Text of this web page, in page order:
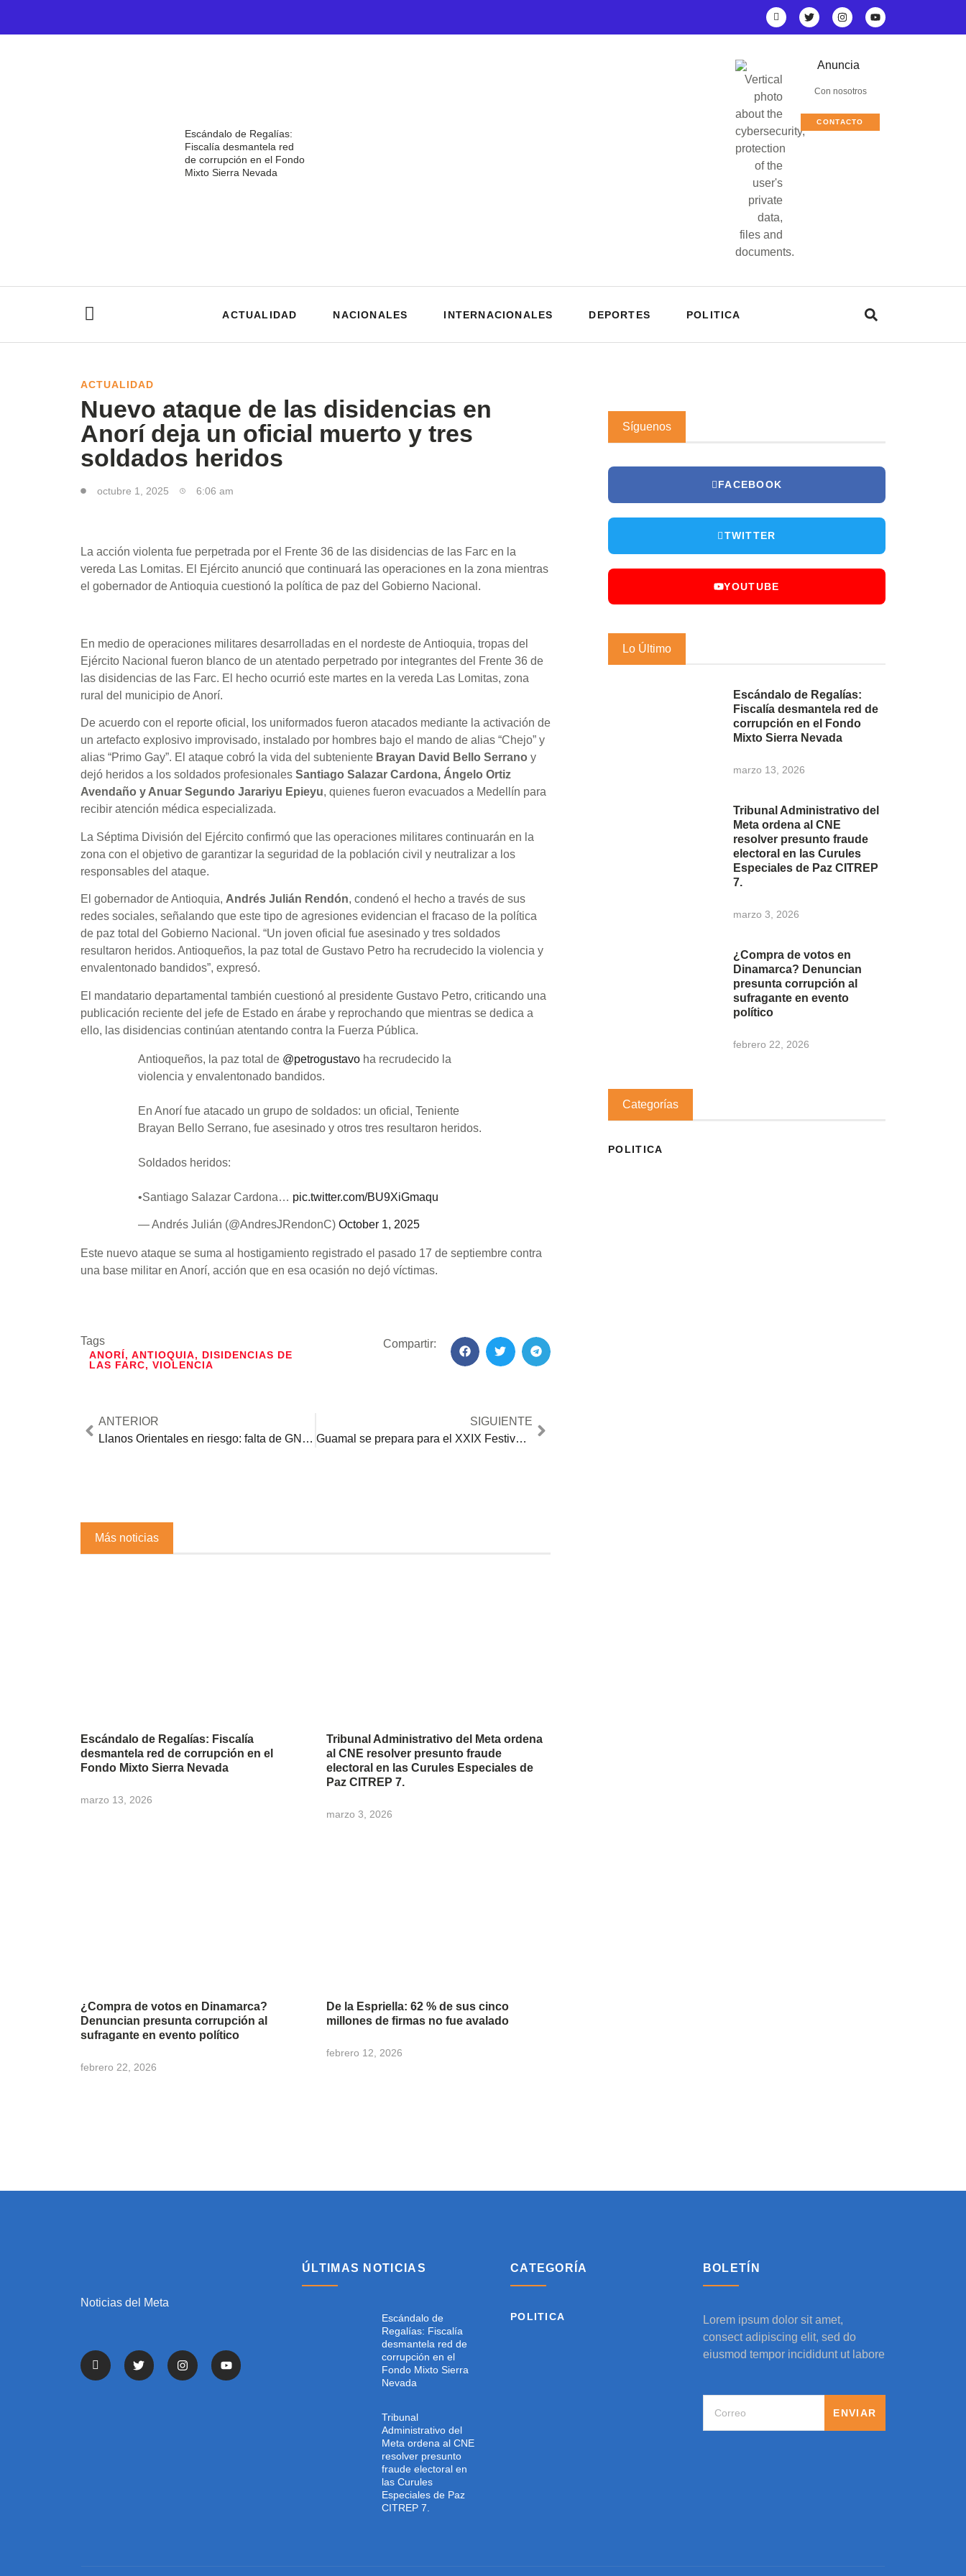
Escándalo de Regalías:
Fiscalía desmantela red
de corrupción en el Fondo
Mixto Sierra Nevada
Anuncia
Con nosotros
CONTACTO
ACTUALIDAD NACIONALES INTERNACIONALES DEPORTES POLITICA
ACTUALIDAD
Nuevo ataque de las disidencias en
Anorí deja un oficial muerto y tres
soldados heridos
octubre 1, 2025 6:06 am
La acción violenta fue perpetrada por el Frente 36 de las disidencias de las Farc en la
vereda Las Lomitas. El Ejército anunció que continuará las operaciones en la zona mientras
el gobernador de Antioquia cuestionó la política de paz del Gobierno Nacional.
En medio de operaciones militares desarrolladas en el nordeste de Antioquia, tropas del
Ejército Nacional fueron blanco de un atentado perpetrado por integrantes del Frente 36 de
las disidencias de las Farc. El hecho ocurrió este martes en la vereda Las Lomitas, zona
rural del municipio de Anorí.
De acuerdo con el reporte oficial, los uniformados fueron atacados mediante la activación de
un artefacto explosivo improvisado, instalado por hombres bajo el mando de alias “Chejo” y
alias “Primo Gay”. El ataque cobró la vida del subteniente Brayan David Bello Serrano y
dejó heridos a los soldados profesionales Santiago Salazar Cardona, Ángelo Ortiz
Avendaño y Anuar Segundo Jarariyu Epieyu, quienes fueron evacuados a Medellín para
recibir atención médica especializada.
La Séptima División del Ejército confirmó que las operaciones militares continuarán en la
zona con el objetivo de garantizar la seguridad de la población civil y neutralizar a los
responsables del ataque.
El gobernador de Antioquia, Andrés Julián Rendón, condenó el hecho a través de sus
redes sociales, señalando que este tipo de agresiones evidencian el fracaso de la política
de paz total del Gobierno Nacional. “Un joven oficial fue asesinado y tres soldados
resultaron heridos. Antioqueños, la paz total de Gustavo Petro ha recrudecido la violencia y
envalentonado bandidos”, expresó.
El mandatario departamental también cuestionó al presidente Gustavo Petro, criticando una
publicación reciente del jefe de Estado en árabe y reprochando que mientras se dedica a
ello, las disidencias continúan atentando contra la Fuerza Pública.
Antioqueños, la paz total de @petrogustavo ha recrudecido la
violencia y envalentonado bandidos.
En Anorí fue atacado un grupo de soldados: un oficial, Teniente
Brayan Bello Serrano, fue asesinado y otros tres resultaron heridos.
Soldados heridos:
•Santiago Salazar Cardona… pic.twitter.com/BU9XiGmaqu
— Andrés Julián (@AndresJRendonC) October 1, 2025
Este nuevo ataque se suma al hostigamiento registrado el pasado 17 de septiembre contra
una base militar en Anorí, acción que en esa ocasión no dejó víctimas.
Tags
ANORÍ, ANTIOQUIA, DISIDENCIAS DE
LAS FARC, VIOLENCIA
Compartir:
ANTERIOR
Llanos Orientales en riesgo: falta de GNV amenaza movilidad y economía desde diciembre
SIGUIENTE
Guamal se prepara para el XXIX Festival de Colonias 2025 con agenda cultural y musical de lujo
Más noticias
Escándalo de Regalías: Fiscalía
desmantela red de corrupción en el
Fondo Mixto Sierra Nevada
marzo 13, 2026
Tribunal Administrativo del Meta ordena
al CNE resolver presunto fraude
electoral en las Curules Especiales de
Paz CITREP 7.
marzo 3, 2026
¿Compra de votos en Dinamarca?
Denuncian presunta corrupción al
sufragante en evento político
febrero 22, 2026
De la Espriella: 62 % de sus cinco
millones de firmas no fue avalado
febrero 12, 2026
Síguenos
FACEBOOK
TWITTER
YOUTUBE
Lo Último
Escándalo de Regalías:
Fiscalía desmantela red de
corrupción en el Fondo
Mixto Sierra Nevada
marzo 13, 2026
Tribunal Administrativo del
Meta ordena al CNE
resolver presunto fraude
electoral en las Curules
Especiales de Paz CITREP
7.
marzo 3, 2026
¿Compra de votos en
Dinamarca? Denuncian
presunta corrupción al
sufragante en evento
político
febrero 22, 2026
Categorías
POLITICA
Noticias del Meta
ÚLTIMAS NOTICIAS
Escándalo de
Regalías: Fiscalía
desmantela red de
corrupción en el
Fondo Mixto Sierra
Nevada
Tribunal
Administrativo del
Meta ordena al CNE
resolver presunto
fraude electoral en
las Curules
Especiales de Paz
CITREP 7.
CATEGORÍA
POLITICA
BOLETÍN
Lorem ipsum dolor sit amet,
consect adipiscing elit, sed do
eiusmod tempor incididunt ut labore
ENVIAR